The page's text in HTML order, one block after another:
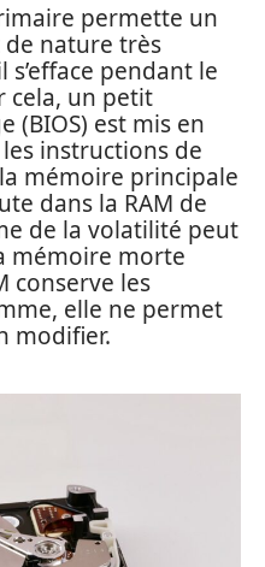
permette un
de nature très
s’efface pendant le
cela, un petit
(BIOS) est mis en
instructions de
mémoire principale
dans la RAM de
de la volatilité peut
mémoire morte
conserve les
elle ne permet
modifier.